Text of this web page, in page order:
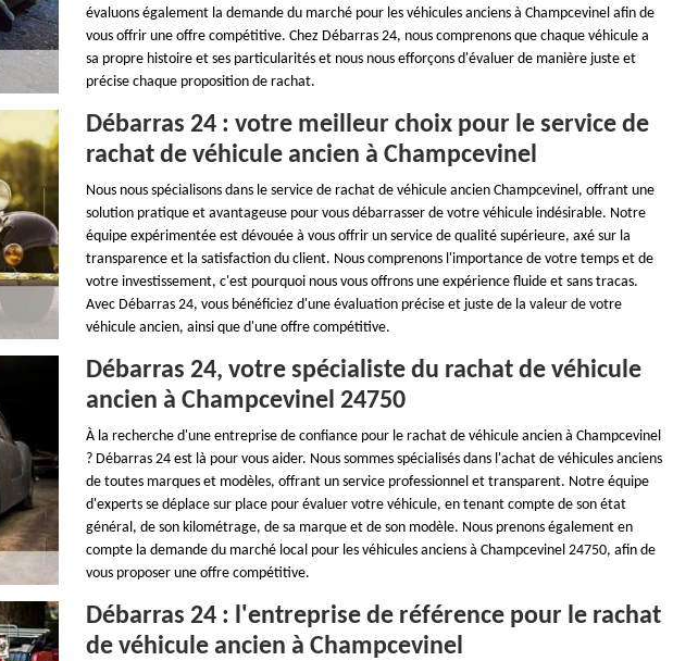
évaluons également la demande du marché pour les véhicules anciens à Champcevinel afin de
vous offrir une offre compétitive. Chez Débarras 24, nous comprenons que chaque véhicule a
sa propre histoire et ses particularités et nous nous efforçons d'évaluer de manière juste et
précise chaque proposition de rachat.
Débarras 24 : votre meilleur choix pour le service de
rachat de véhicule ancien à Champcevinel
Nous nous spécialisons dans le service de rachat de véhicule ancien Champcevinel, offrant une
solution pratique et avantageuse pour vous débarrasser de votre véhicule indésirable. Notre
équipe expérimentée est dévouée à vous offrir un service de qualité supérieure, axé sur la
transparence et la satisfaction du client. Nous comprenons l'importance de votre temps et de
votre investissement, c'est pourquoi nous vous offrons une expérience fluide et sans tracas.
Avec Débarras 24, vous bénéficiez d'une évaluation précise et juste de la valeur de votre
véhicule ancien, ainsi que d'une offre compétitive.
Débarras 24, votre spécialiste du rachat de véhicule
ancien à Champcevinel 24750
À la recherche d'une entreprise de confiance pour le rachat de véhicule ancien à Champcevinel
? Débarras 24 est là pour vous aider. Nous sommes spécialisés dans l'achat de véhicules anciens
de toutes marques et modèles, offrant un service professionnel et transparent. Notre équipe
d'experts se déplace sur place pour évaluer votre véhicule, en tenant compte de son état
général, de son kilométrage, de sa marque et de son modèle. Nous prenons également en
compte la demande du marché local pour les véhicules anciens à Champcevinel 24750, afin de
vous proposer une offre compétitive.
Débarras 24 : l'entreprise de référence pour le rachat
de véhicule ancien à Champcevinel